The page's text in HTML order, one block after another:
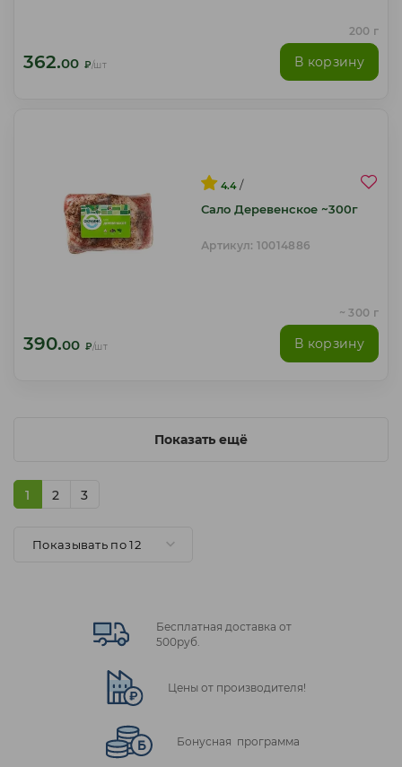
200 г
362.00 ₽/шт В корзину
4.4 /
Сало Деревенское ~300г
Артикул: 10014886
~ 300 г
390.00 ₽/шт В корзину
Показать ещё
1 2 3
Показывать по 12
Бесплатная доставка от
500руб.
Цены от производителя!
Бонусная программа